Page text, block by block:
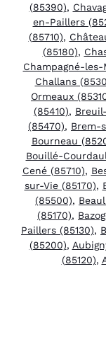
(85390),
en-Paillers
(85710),
(85180),
Champagné-
Challans
Ormeaux
(85410),
(85470), Brem-
Bourneau
Bouillé-
Cené (85710),
sur-Vie (85170),
(85500),
(85170),
Paillers (85130),
(85200),
(85120),